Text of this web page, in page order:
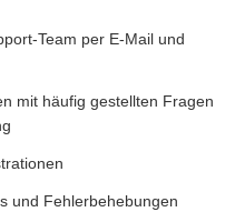
Team per E-Mail und
mit häufig gestellten Fragen
und Fehlerbehebungen